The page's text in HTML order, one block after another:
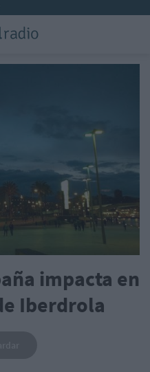
impacta en
Iberdrola